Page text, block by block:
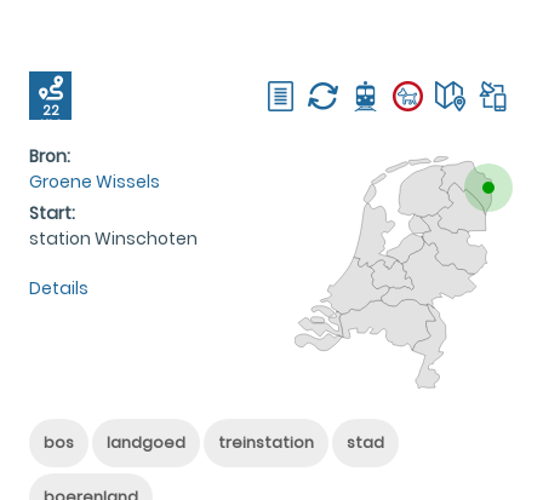
22
KM
Bron:
Groene Wissels
Start:
station Winschoten
Details
bos landgoed treinstation stad